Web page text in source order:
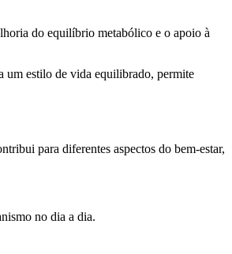
do equilíbrio metabólico e o apoio à
um estilo de vida equilibrado, permite
para diferentes aspectos do bem-estar,
no dia a dia.